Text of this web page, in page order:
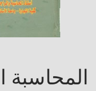
المحاسبة